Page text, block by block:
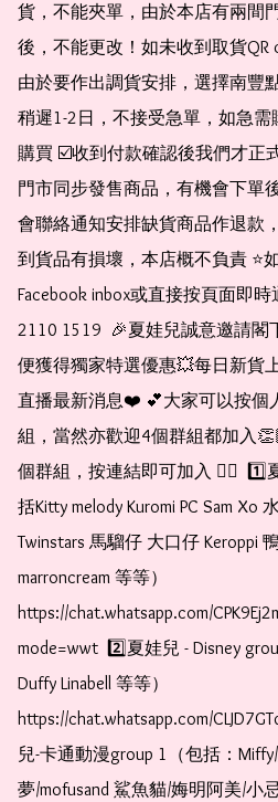
貨，不能夾單，由於本店有兩間
後，不能更改！如未收到取貨
由於要作出調貨安排，選擇南豐
稍遲1-2日，不接受急單，如急
購買 ☑️收到付款確認後我們才正
門市同步發售商品，有機會下單
會聯絡通知安排缺貨商品作退款
到貨品有損壞，本店概不負責 ⭐️
Facebook inbox或直接按頁面即
2110 1519  🎉夏娃兒誠意邀請閣
便獲得獨家特選優惠💥每日新貨
直播最新消息❤️ 💕大家可以按個
組，當然亦歡迎4個群組都加入
個群組，按連結即可加入 👇🏻  1️⃣
括Kitty melody Kuromi PC Sam Xo
Twinstars 馬騮仔 大口仔 Keroppi
marroncream 等等）
https://chat.whatsapp.com/
mode=wwt  2️⃣夏娃兒 - Disney
Duffy Linabell 等等）
https://chat.whatsapp.com/
兒-卡通動漫group 1（包括：
夢/mofusand 鯊魚貓/娒明阿美/小